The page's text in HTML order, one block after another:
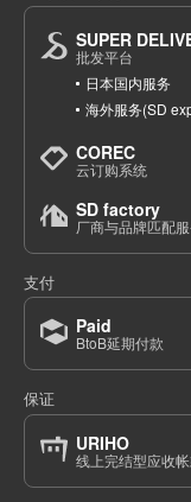
SUPER
批发平台
日本国内服务
海外服务(SD
COREC
云订购系统
SD factory
厂商与品牌匹配
支付
Paid
BtoB延期付款
保证
URIHO
线上完结型应收